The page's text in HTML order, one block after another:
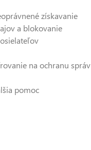
získavanie
a blokovanie
na ochranu správ
pomoc